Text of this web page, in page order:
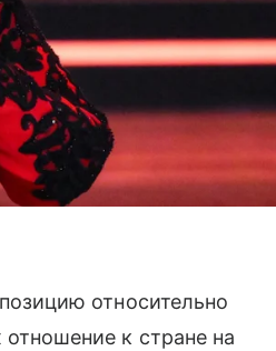
относительно
к стране на